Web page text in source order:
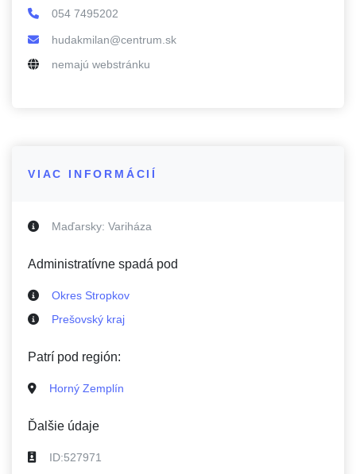
054 7495202
hudakmilan@centrum.sk
nemajú webstránku
VIAC INFORMÁCIÍ
Maďarsky: Variháza
Administratívne spadá pod
Okres Stropkov
Prešovský kraj
Patrí pod región:
Horný Zemplín
Ďalšie údaje
ID:527971